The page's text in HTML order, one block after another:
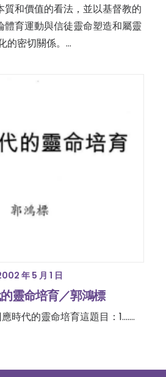
質和價值的看法，並以基督教的
體育運動與信徒靈命塑造和屬靈
的密切關係。…
年 5 月 1 日
靈命培育／郭鴻標
時代的靈命培育這題目：1.……